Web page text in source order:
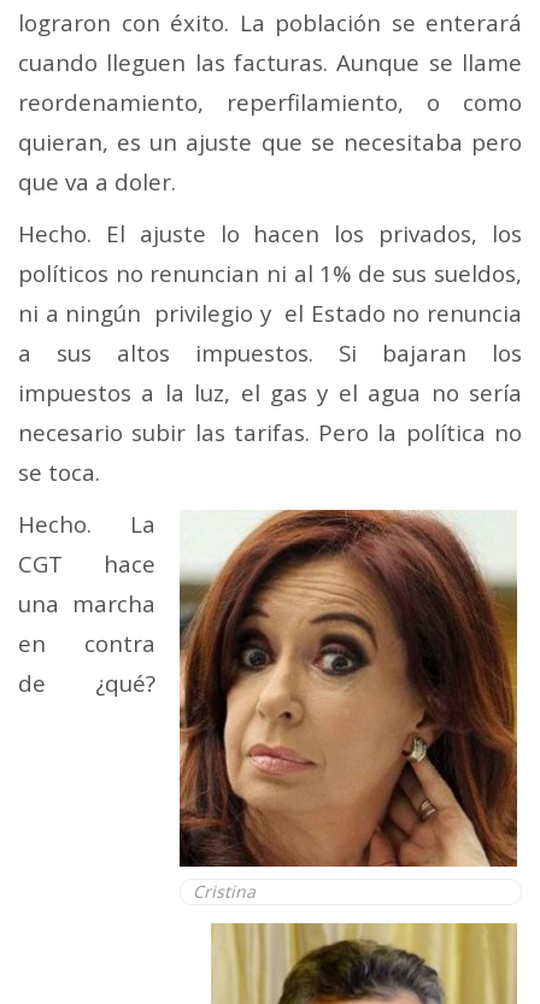
lograron con éxito. La población se enterará
cuando lleguen las facturas. Aunque se llame
reordenamiento, reperfilamiento, o como
quieran, es un ajuste que se necesitaba pero
que va a doler.
Hecho. El ajuste lo hacen los privados, los
políticos no renuncian ni al 1% de sus sueldos,
ni a ningún privilegio y el Estado no renuncia
a sus altos impuestos. Si bajaran los
impuestos a la luz, el gas y el agua no sería
necesario subir las tarifas. Pero la política no
se toca.
Cristina
Hecho. La
CGT hace
una marcha
en contra
de ¿qué?